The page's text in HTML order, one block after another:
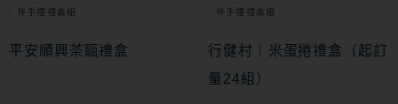
伴手禮禮盒組
平安順興茶甌禮盒
伴手禮禮盒組
行健村｜米蛋捲禮盒（起訂
量24組）